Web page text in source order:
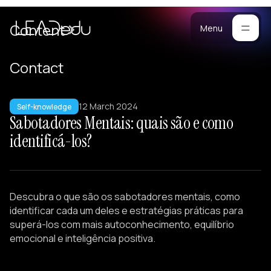
Menu
are
Methodology
Portfolio
Content
Cases
Blog
Materials
Contact
Sabotadores Mentais: quais são e como
identificá-los?
Self-knowledge 12 March 2024
Descubra o que são os sabotadores mentais, como
identificar cada um deles e estratégias práticas para
superá-los com mais autoconhecimento, equilíbrio
emocional e inteligência positiva.